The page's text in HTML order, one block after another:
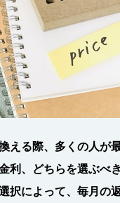
える際、多くの人が
利、どちらを選ぶべ
択によって、毎月の